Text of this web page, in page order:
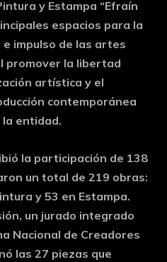
y Estampa “Efraín
espacios para la
impulso de las artes
promover la libertad
artística y el
contemporánea
entidad.
la participación de 138
un total de 219 obras:
y 53 en Estampa.
un jurado integrado
Nacional de Creadores
las 27 piezas que